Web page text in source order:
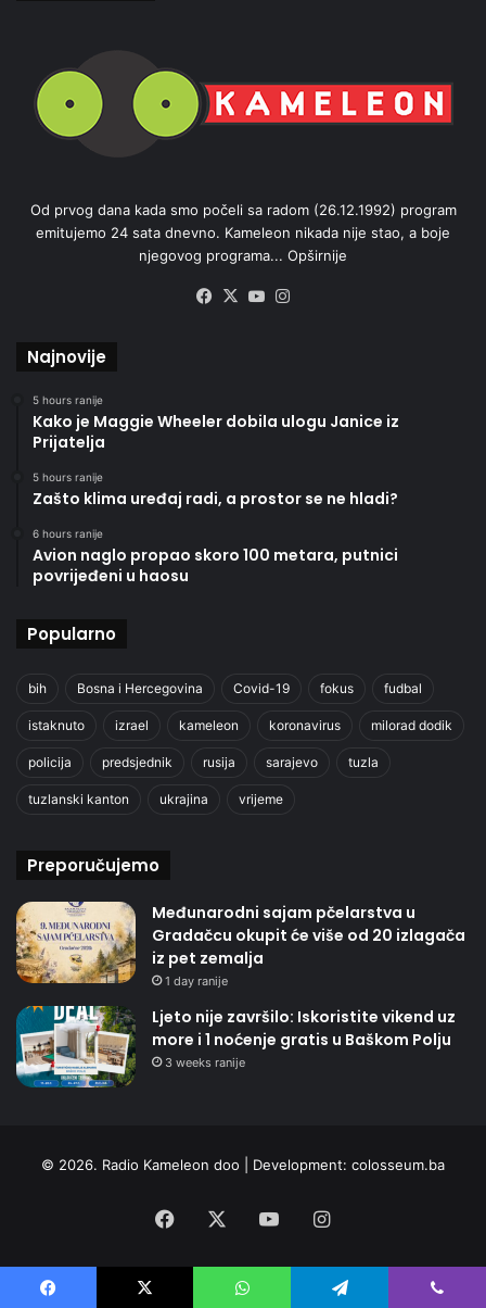
Od prvog dana kada smo počeli sa radom (26.12.1992) program
emitujemo 24 sata dnevno. Kameleon nikada nije stao, a boje
njegovog programa... Opširnije
Facebook
X YouTube
Najnovije
5 hours ranije
Kako je Maggie Wheeler dobila ulogu Janice iz
Prijatelja
5 hours ranije
Zašto klima uređaj radi, a prostor se ne hladi?
6 hours ranije
Avion naglo propao skoro 100 metara, putnici
povrijeđeni u haosu
Popularno
bih Bosna i Hercegovina Covid-19 fokus fudbal
istaknuto izrael kameleon koronavirus milorad dodik
policija predsjednik rusija sarajevo tuzla
tuzlanski kanton ukrajina vrijeme
Preporučujemo
Međunarodni sajam pčelarstva u
Gradačcu okupit će više od 20 izlagača
iz pet zemalja
1 day ranije
Ljeto nije završilo: Iskoristite vikend uz
more i 1 noćenje gratis u Baškom Polju
3 weeks ranije
© 2026. Radio Kameleon doo | Development: colosseum.ba
Facebook YouTubeInstagram